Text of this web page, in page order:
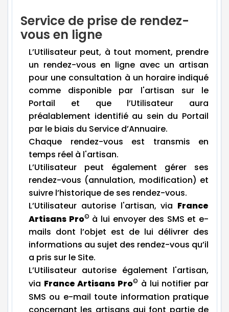
Service de prise de rendez-
vous en ligne
L’Utilisateur peut, à tout moment, prendre
un rendez-vous en ligne avec un artisan
pour une consultation à un horaire indiqué
comme disponible par l'artisan sur le
Portail et que l’Utilisateur aura
préalablement identifié au sein du Portail
par le biais du Service d’Annuaire.
Chaque rendez-vous est transmis en
temps réel à l'artisan.
L’Utilisateur peut également gérer ses
rendez-vous (annulation, modification) et
suivre l’historique de ses rendez-vous.
L’Utilisateur autorise l'artisan, via France
Artisans Pro© à lui envoyer des SMS et e-
mails dont l’objet est de lui délivrer des
informations au sujet des rendez-vous qu’il
a pris sur le Site.
L’Utilisateur autorise également l'artisan,
via France Artisans Pro© à lui notifier par
SMS ou e-mail toute information pratique
concernant les artisans qui font partie de